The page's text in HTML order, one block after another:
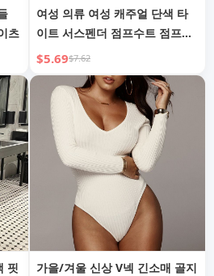
츠
여성 의류 여성 캐주얼 단색 타
이트 서스펜더 점프수트 점프수
트
$5.69$7.62
핏
가을/겨울 신상 V넥 긴소매 골지